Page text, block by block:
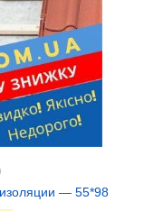
— 55*98